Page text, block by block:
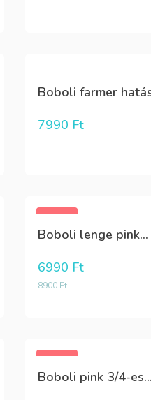
Boboli farmer
7990 Ft
Boboli lenge pink...
8900Ft
6990 Ft
Boboli pink 3/4-es...